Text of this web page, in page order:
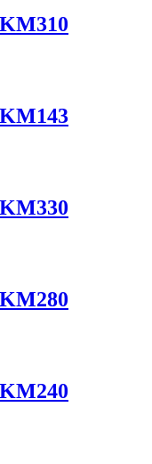
ΚΜ310
ΚΜ143
ΚΜ330
ΚΜ280
ΚΜ240